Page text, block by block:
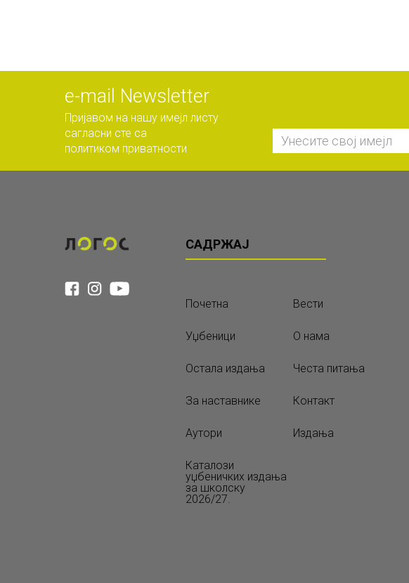
е-mail Newsletter
Пријавом на нашу имејл листу
сагласни сте са
политиком приватности
САДРЖАЈ
Почетна Вести
Уџбеници О нама
Остала издања Честа питања
За наставнике Контакт
Аутори Издања
Каталози
уџбеничких издања
за школску
2026/27.